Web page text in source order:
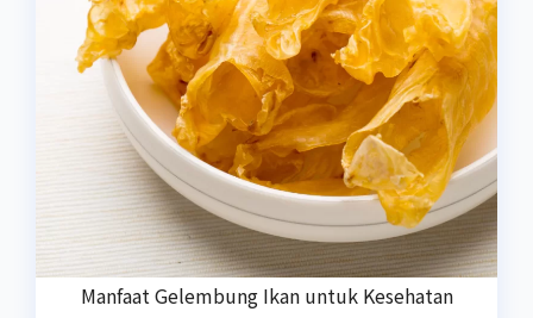
Manfaat Gelembung Ikan untuk Kesehatan